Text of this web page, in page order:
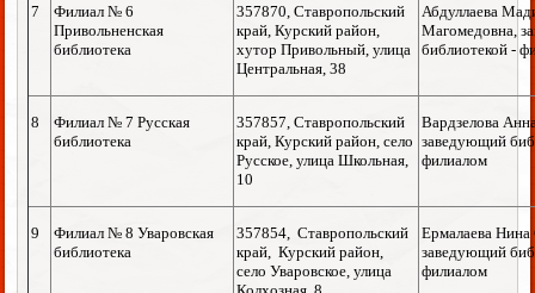
7
Филиал № 6
Привольненская
библиотека
357870, Ставропольский
край, Курский район,
хутор Привольный, улица
Центральная, 38
Абдуллаева
Магомедовна,
библиотекой -
8
Филиал № 7 Русская
библиотека
357857, Ставропольский
край, Курский район, село
Русское, улица Школьная,
10
Вардзелова
заведующий
филиалом
9
Филиал № 8 Уваровская
библиотека
357854, Ставропольский
край, Курский район,
село Уваровское, улица
Ермалаева Нина
заведующий
филиалом